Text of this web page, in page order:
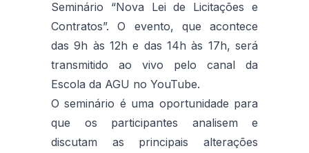
Seminário “Nova Lei de Licitações e
Contratos”. O evento, que acontece
das 9h às 12h e das 14h às 17h, será
transmitido ao vivo pelo canal da
Escola da AGU no YouTube.
O seminário é uma oportunidade para
que os participantes analisem e
discutam as principais alterações